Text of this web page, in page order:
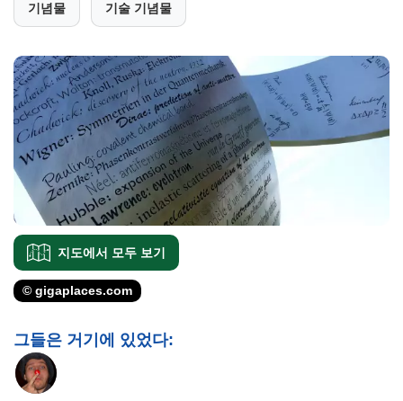
기념물 기술 기념물
지도에서 모두 보기
© gigaplaces.com
그들은 거기에 있었다: